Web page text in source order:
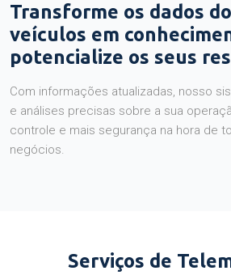
Transforme os dados
veículos em
potencialize os seus
Com informações atualizadas, nosso
e análises precisas sobre a sua
controle e mais segurança na hora de
negócios.
Serviços de